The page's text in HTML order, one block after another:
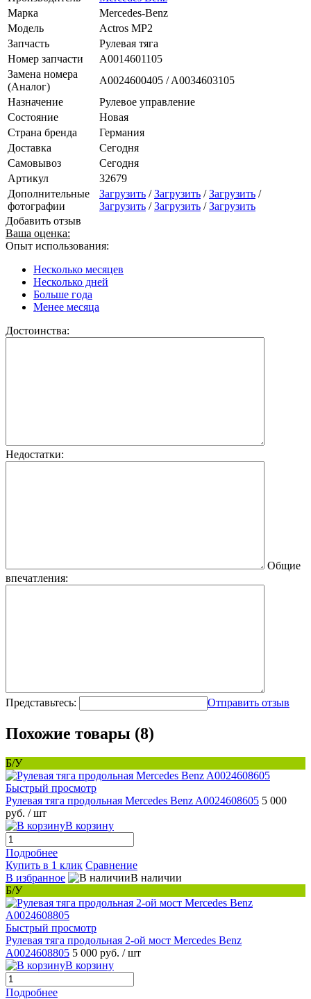
Марка
Mercedes-Benz
Модель
Actros MP2
Запчасть
Рулевая тяга
Номер запчасти
A0014601105
Замена номера
(Аналог)
A0024600405 / A0034603105
Назначение
Рулевое управление
Состояние
Новая
Страна бренда
Германия
Доставка
Сегодня
Самовывоз
Сегодня
Артикул
32679
Дополнительные
фотографии
Загрузить /Загрузить /Загрузить /
Загрузить /Загрузить /Загрузить
Добавить отзыв
Ваша оценка:
Опыт использования:
Несколько месяцев
Несколько дней
Больше года
Менее месяца
Достоинства:
Недостатки:
Общие
впечатления:
Представьтесь: Отправить отзыв
Похожие товары (8)
Б/У
Быстрый просмотр
Рулевая тяга продольная Mercedes Benz A0024608605 5 000
руб. / шт
В корзину
Подробнее
Купить в 1 клик Сравнение
В избранное
В наличии
Б/У
Быстрый просмотр
Рулевая тяга продольная 2-ой мост Mercedes Benz
A0024608805 5 000 руб. / шт
В корзину
Подробнее